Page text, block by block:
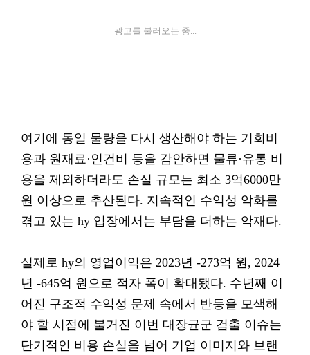
광고를 불러오는 중...
여기에 동일 물량을 다시 생산해야 하는 기회비
용과 원재료·인건비 등을 감안하면 물류·유통 비
용을 제외하더라도 손실 규모는 최소 3억6000만
원 이상으로 추산된다. 지속적인 수익성 악화를
겪고 있는 hy 입장에서는 부담을 더하는 악재다.
실제로 hy의 영업이익은 2023년 -273억 원, 2024
년 -645억 원으로 적자 폭이 확대됐다. 수년째 이
어진 구조적 수익성 문제 속에서 반등을 모색해
야 할 시점에 불거진 이번 대장균군 검출 이슈는
단기적인 비용 손실을 넘어 기업 이미지와 브랜